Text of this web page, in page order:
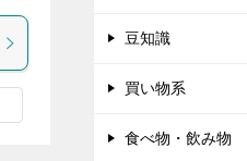
豆知識
買い物系
食べ物・飲み物